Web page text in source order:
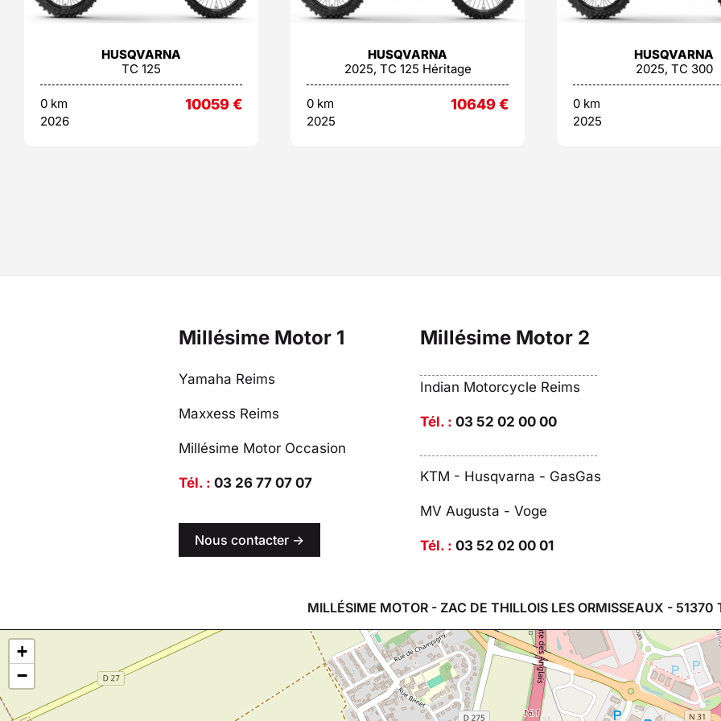
HUSQVARNA
TC 125
0 km
2026
10059€
HUSQVARNA
2025, TC 125 Héritage
0 km
2025
10649€
HUSQVARNA
2025, TC 300
0 km
2025
Millésime Motor 1
Yamaha Reims
Maxxess Reims
Millésime Motor Occasion
Tél. : 03 26 77 07 07
Nous contacter ->
Millésime Motor 2
Indian Motorcycle Reims
Tél. : 03 52 02 00 00
KTM - Husqvarna - GasGas
MV Augusta - Voge
Tél. : 03 52 02 00 01
MILLÉSIME MOTOR - ZAC DE THILLOIS LES ORMISSEAUX - 51370
+
−